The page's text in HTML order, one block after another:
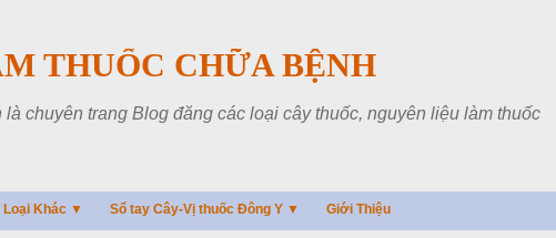
THUỐC CHỮA BỆNH
chuyên trang Blog đăng các loại cây thuốc, nguyên liệu làm thuốc
Loại Khác ▼ Sổ tay Cây-Vị thuốc Đông Y ▼ Giới Thiệu